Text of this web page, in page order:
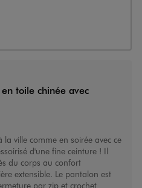
toile chinée avec
ville comme en soirée avec ce
d'une fine ceinture ! Il
du corps au confort
extensible. Le pantalon est
par zip et crochet